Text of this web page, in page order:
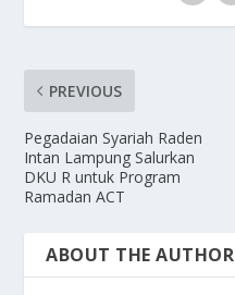
PREVIOUS
Pegadaian Syariah Raden
Intan Lampung Salurkan
DKU R untuk Program
Ramadan ACT
ABOUT THE AUTHOR